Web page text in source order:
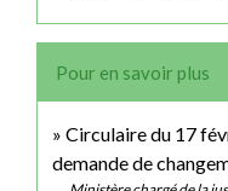
Pour en savoir plus
Circulaire du 17
demande de